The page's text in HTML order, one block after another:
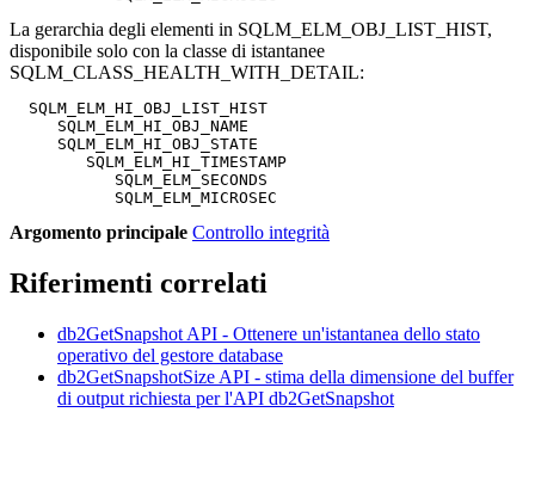
La gerarchia degli elementi in SQLM_ELM_OBJ_LIST_HIST,
disponibile solo con la classe di istantanee
SQLM_CLASS_HEALTH_WITH_DETAIL:
  SQLM_ELM_HI_OBJ_LIST_HIST
     SQLM_ELM_HI_OBJ_NAME
     SQLM_ELM_HI_OBJ_STATE
        SQLM_ELM_HI_TIMESTAMP
           SQLM_ELM_SECONDS
Argomento principale Controllo integrità
Riferimenti correlati
db2GetSnapshot API - Ottenere un'istantanea dello stato
operativo del gestore database
db2GetSnapshotSize API - stima della dimensione del buffer
di output richiesta per l'API db2GetSnapshot